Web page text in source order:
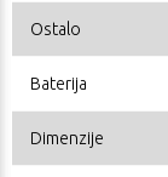
Ostalo
Baterija
Dimenzije